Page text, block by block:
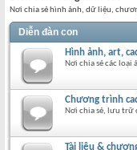
Nơi chia sẻ hình ảnh, dữ liệu,
Diễn đàn con
Hình ảnh, art,
Nơi chia sẻ các loại
Chương trình
Nơi chia sẻ, lưu trữ
Tài liệu &